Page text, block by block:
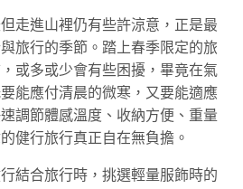
走進山裡仍有些許涼意，正是最
旅行的季節。踏上春季限定的旅
或多或少會有些困擾，畢竟在氣
能應付清晨的微寒，又要能適應
調節體感溫度、收納方便、重量
健行旅行真正自在無負擔。
結合旅行時，挑選輕量服飾時的